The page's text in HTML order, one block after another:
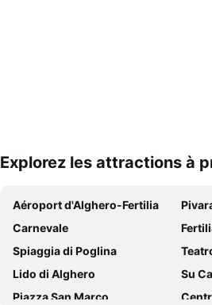
Explorez les attractions à
Aéroport d'Alghero-Fertilia
Carnevale
Spiaggia di Poglina
Teatro
Lido di Alghero
Su
Piazza San Marco